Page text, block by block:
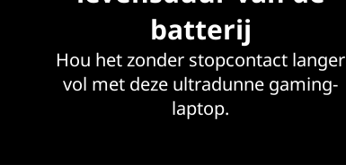
batterij
Hou het zonder stopcontact langer
vol met deze ultradunne gaming-
laptop.